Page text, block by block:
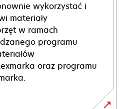
wykorzystać i
materiały
w ramach
programu
oraz programu